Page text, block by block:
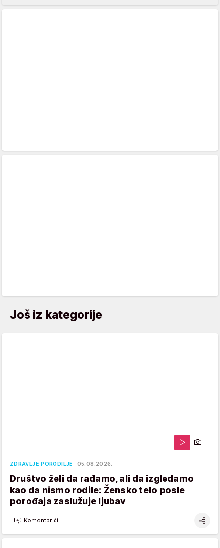
Još iz kategorije
ZDRAVLJE PORODILJE 05.08.2026.
Društvo želi da rađamo, ali da izgledamo
kao da nismo rodile: Žensko telo posle
porođaja zaslužuje ljubav
Komentariši